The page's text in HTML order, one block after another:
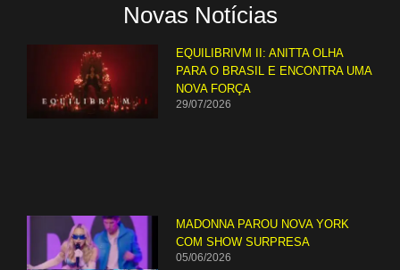
Novas Notícias
EQUILIBRIVM II: ANITTA OLHA
PARA O BRASIL E ENCONTRA UMA
NOVA FORÇA
29/07/2026
MADONNA PAROU NOVA YORK
COM SHOW SURPRESA
05/06/2026